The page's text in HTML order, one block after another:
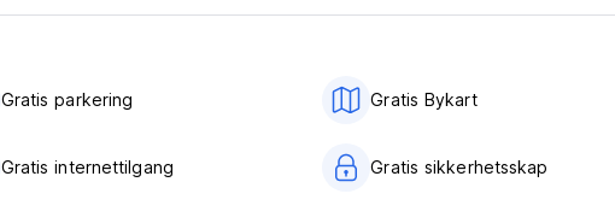
Gratis parkering Gratis Bykart
Gratis internettilgang Gratis sikkerhetsskap